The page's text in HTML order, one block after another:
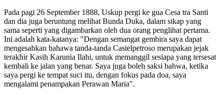
Pada pagi 26 September 1888, Uskup pergi ke gua Cesa tra Santi
dan dia juga beruntung melihat Bunda Duka, dalam sikap yang
sama seperti yang digambarkan oleh dua orang penglihat pertama.
Ini adalah kata-katanya: "Dengan semangat gembira saya dapat
mengesahkan bahawa tanda-tanda Castelpetroso merupakan jejak
terakhir Kasih Karunia Ilahi, untuk memanggil sesiapa yang tersesat
kembali ke jalan yang benar. Saya juga boleh saksi bahwa, ketika
saya pergi ke tempat suci itu, dengan fokus pada doa, saya
mengalami penampakan Perawan Maria".